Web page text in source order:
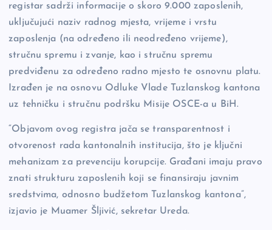
registar sadrži informacije o skoro 9.000 zaposlenih,
uključujući naziv radnog mjesta, vrijeme i vrstu
zaposlenja (na određeno ili neodređeno vrijeme),
stručnu spremu i zvanje, kao i stručnu spremu
predviđenu za određeno radno mjesto te osnovnu platu.
Izrađen je na osnovu Odluke Vlade Tuzlanskog kantona
uz tehničku i stručnu podršku Misije OSCE-a u BiH.
“Objavom ovog registra jača se transparentnost i
otvorenost rada kantonalnih institucija, što je ključni
mehanizam za prevenciju korupcije. Građani imaju pravo
znati strukturu zaposlenih koji se finansiraju javnim
sredstvima, odnosno budžetom Tuzlanskog kantona”,
izjavio je Muamer Šljivić, sekretar Ureda.